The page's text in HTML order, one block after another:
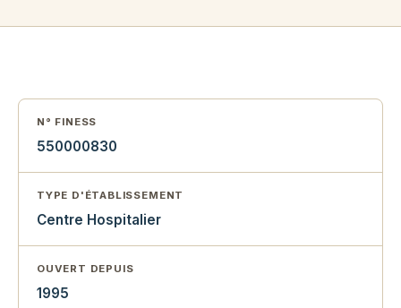
N° FINESS
550000830
TYPE D'ÉTABLISSEMENT
Centre Hospitalier
OUVERT DEPUIS
1995